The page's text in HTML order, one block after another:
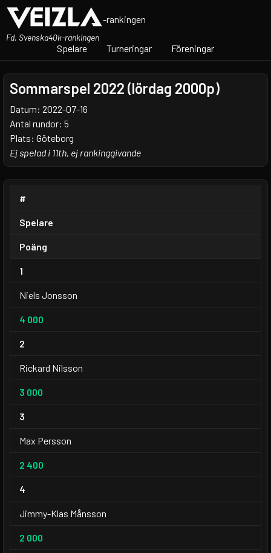
-rankingen
Fd. Svenska40k-rankingen
Spelare Turneringar Föreningar
Sommarspel 2022 (lördag 2000p)
Datum: 2022-07-16
Antal rundor: 5
Plats: Göteborg
Ej spelad i 11th, ej rankinggivande
#
Spelare
Poäng
1
Niels Jonsson
4 000
2
Rickard Nilsson
3 000
3
Max Persson
2 400
4
Jimmy-Klas Månsson
2 000